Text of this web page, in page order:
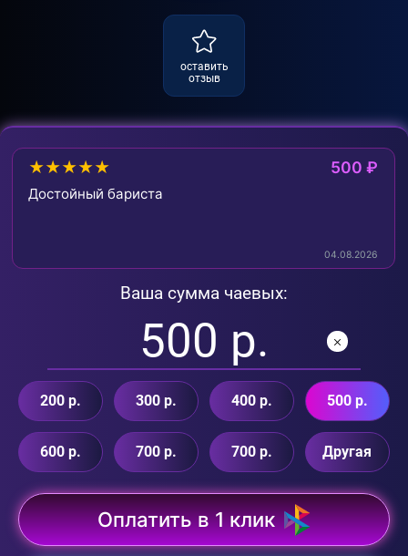
оставить
отзыв
★★★★★ 500 ₽
Достойный бариста
04.08.2026
Ваша сумма чаевых:
200 р. 300 р. 400 р. 500 р.
600 р. 700 р. 700 р. Другая
Оплатить в 1 клик